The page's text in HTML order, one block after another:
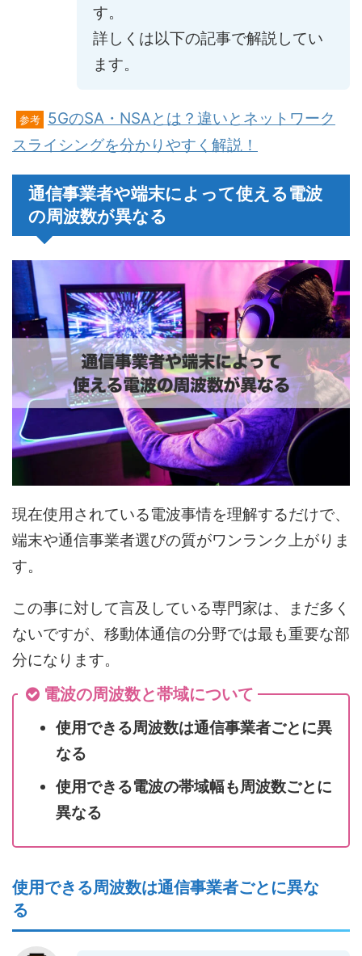
す。
詳しくは以下の記事で解説してい
ます。
参考
5GのSA・NSAとは？違いとネットワーク
スライシングを分かりやすく解説！
通信事業者や端末によって使える電波
の周波数が異なる
現在使用されている電波事情を理解するだけで、
端末や通信事業者選びの質がワンランク上がりま
す。
この事に対して言及している専門家は、まだ多く
ないですが、移動体通信の分野では最も重要な部
分になります。
電波の周波数と帯域について
使用できる周波数は通信事業者ごとに異
なる
使用できる電波の帯域幅も周波数ごとに
異なる
使用できる周波数は通信事業者ごとに異な
る